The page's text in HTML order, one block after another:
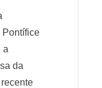
Pontífice
a
da